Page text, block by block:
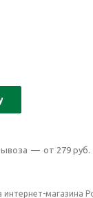
— от 279 руб.
интернет-магазина